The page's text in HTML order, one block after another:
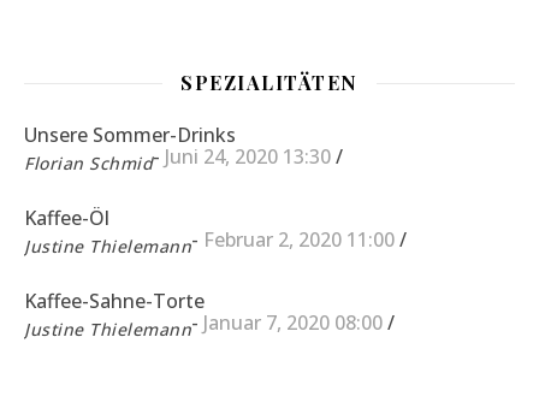
SPEZIALITÄTEN
Unsere Sommer-Drinks
- Juni 24, 2020 13:30/
Florian Schmid
Kaffee-Öl
- Februar 2, 2020 11:00/
Justine Thielemann
Kaffee-Sahne-Torte
- Januar 7, 2020 08:00/
Justine Thielemann